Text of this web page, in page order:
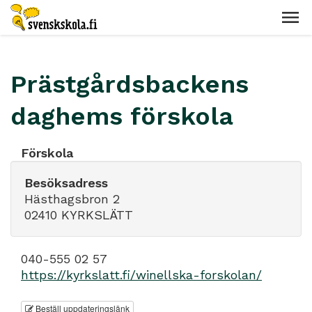
Prästgårdsbackens
daghems förskola
Förskola
Besöksadress
Hästhagsbron 2
02410 KYRKSLÄTT
040-555 02 57
https://kyrkslatt.fi/winellska-forskolan/
Beställ uppdateringslänk